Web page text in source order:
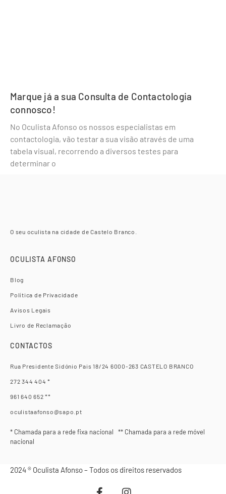
Marque já a sua Consulta de Contactologia
connosco!
No Oculista Afonso os nossos especialistas em
contactologia, vão testar a sua visão através de uma
tabela visual, recorrendo a diversos testes para
determinar o
O seu oculista na cidade de Castelo Branco.
OCULISTA AFONSO
Blog
Política de Privacidade
Avisos Legais
Livro de Reclamação
CONTACTOS
Rua Presidente Sidónio Pais 18/24 6000-263 CASTELO BRANCO
272 344 404 *
961 640 652 **
oculistaafonso@sapo.pt
* Chamada para a rede fixa nacional ** Chamada para a rede móvel
nacional
2024 ® Oculista Afonso – Todos os direitos reservados